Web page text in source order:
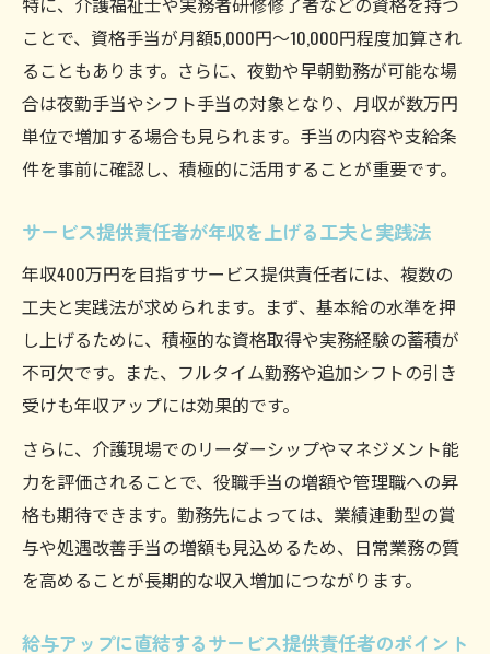
ことで、資格手当が月額5,000円～10,000円程度加算され
ることもあります。さらに、夜勤や早朝勤務が可能な場
合は夜勤手当やシフト手当の対象となり、月収が数万円
単位で増加する場合も見られます。手当の内容や支給条
件を事前に確認し、積極的に活用することが重要です。
サービス提供責任者が年収を上げる工夫と実践法
年収400万円を目指すサービス提供責任者には、複数の
工夫と実践法が求められます。まず、基本給の水準を押
し上げるために、積極的な資格取得や実務経験の蓄積が
不可欠です。また、フルタイム勤務や追加シフトの引き
受けも年収アップには効果的です。
さらに、介護現場でのリーダーシップやマネジメント能
力を評価されることで、役職手当の増額や管理職への昇
格も期待できます。勤務先によっては、業績連動型の賞
与や処遇改善手当の増額も見込めるため、日常業務の質
を高めることが長期的な収入増加につながります。
給与アップに直結するサービス提供責任者のポイント